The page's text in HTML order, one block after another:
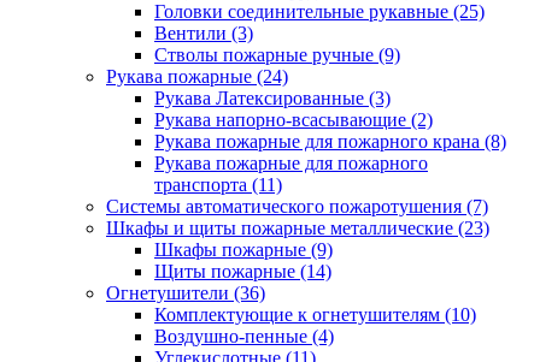
Головки соединительные рукавные (25)
Вентили (3)
Стволы пожарные ручные (9)
Рукава пожарные (24)
Рукава Латексированные (3)
Рукава напорно-всасывающие (2)
Рукава пожарные для пожарного крана (8)
Рукава пожарные для пожарного
транспорта (11)
Системы автоматического пожаротушения (7)
Шкафы и щиты пожарные металлические (23)
Шкафы пожарные (9)
Щиты пожарные (14)
Огнетушители (36)
Комплектующие к огнетушителям (10)
Воздушно-пенные (4)
Углекислотные (11)